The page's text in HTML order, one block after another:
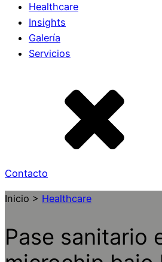
Healthcare
Insights
Galería
Servicios
Contacto
Inicio > Healthcare
Pase sanitario